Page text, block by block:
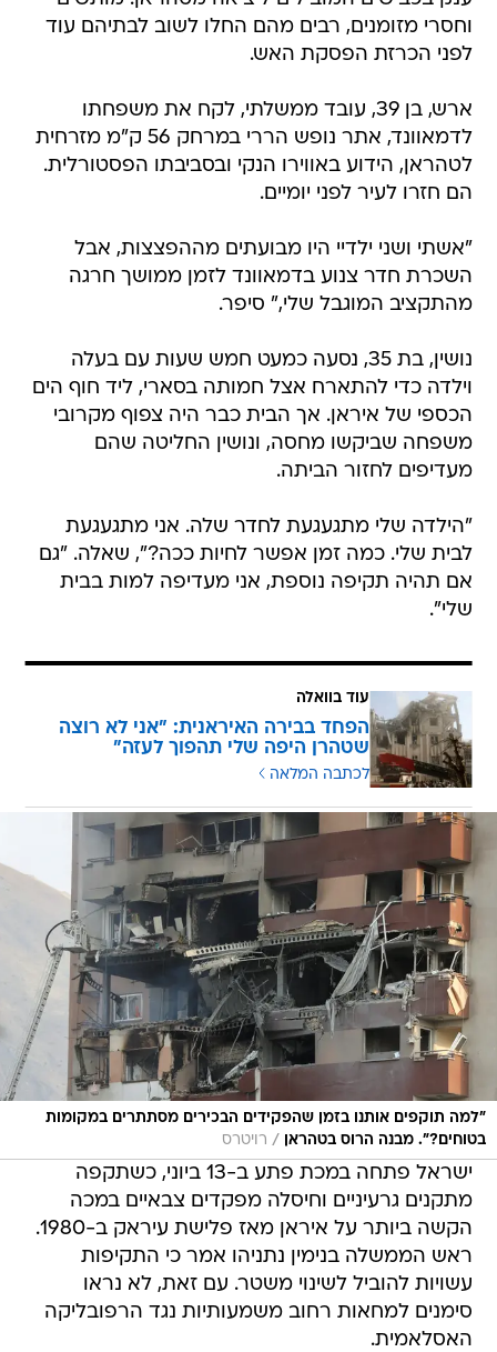
וחסרי מזומנים, רבים מהם החלו לשוב לבתיהם עוד
לפני הכרזת הפסקת האש.
ארש, בן 39, עובד ממשלתי, לקח את משפחתו
לדמאוונד, אתר נופש הררי במרחק 56 ק"מ מזרחית
לטהראן, הידוע באווירו הנקי ובסביבתו הפסטורלית.
הם חזרו לעיר לפני יומיים.
"אשתי ושני ילדיי היו מבועתים מההפצצות, אבל
השכרת חדר צנוע בדמאוונד לזמן ממושך חרגה
מהתקציב המוגבל שלי," סיפר.
נושין, בת 35, נסעה כמעט חמש שעות עם בעלה
וילדה כדי להתארח אצל חמותה בסארי, ליד חוף הים
הכספי של איראן. אך הבית כבר היה צפוף מקרובי
משפחה שביקשו מחסה, ונושין החליטה שהם
מעדיפים לחזור הביתה.
"הילדה שלי מתגעגעת לחדר שלה. אני מתגעגעת
לבית שלי. כמה זמן אפשר לחיות ככה?", שאלה. "גם
אם תהיה תקיפה נוספת, אני מעדיפה למות בבית
שלי".
עוד בוואלה
הפחד בבירה האיראנית: "אני לא רוצה
שטהרן היפה שלי תהפוך לעזה"
לכתבה המלאה
"למה תוקפים אותנו בזמן שהפקידים הבכירים מסתתרים במקומות
בטוחים?". מבנה הרוס בטהראן
/ רויטרס
ישראל פתחה במכת פתע ב-13 ביוני, כשתקפה
מתקנים גרעיניים וחיסלה מפקדים צבאיים במכה
הקשה ביותר על איראן מאז פלישת עיראק ב-1980.
ראש הממשלה בנימין נתניהו אמר כי התקיפות
עשויות להוביל לשינוי משטר. עם זאת, לא נראו
סימנים למחאות רחוב משמעותיות נגד הרפובליקה
האסלאמית.